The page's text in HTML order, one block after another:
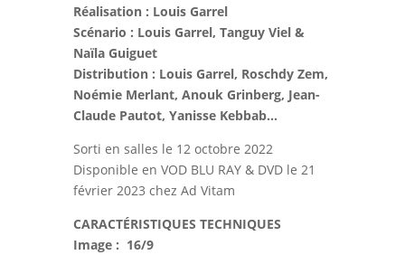
Réalisation : Louis Garrel
Scénario : Louis Garrel, Tanguy Viel &
Naïla Guiguet
Distribution : Louis Garrel, Roschdy Zem,
Noémie Merlant, Anouk Grinberg, Jean-
Claude Pautot, Yanisse Kebbab…
Sorti en salles le 12 octobre 2022
Disponible en VOD BLU RAY & DVD le 21
février 2023 chez Ad Vitam
CARACTÉRISTIQUES TECHNIQUES
Image : 16/9